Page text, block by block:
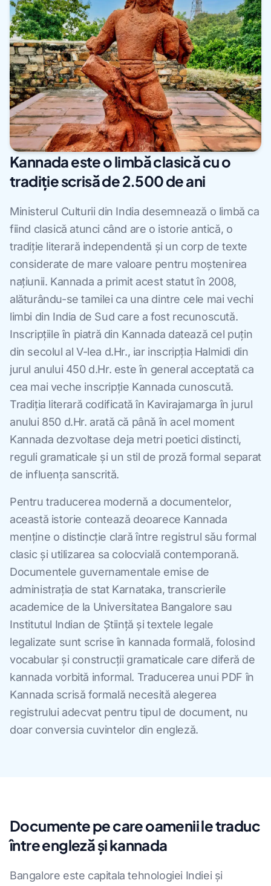
Kannada este o limbă clasică cu o
tradiție scrisă de 2.500 de ani
Ministerul Culturii din India desemnează o limbă ca
fiind clasică atunci când are o istorie antică, o
tradiție literară independentă și un corp de texte
considerate de mare valoare pentru moștenirea
națiunii. Kannada a primit acest statut în 2008,
alăturându-se tamilei ca una dintre cele mai vechi
limbi din India de Sud care a fost recunoscută.
Inscripțiile în piatră din Kannada datează cel puțin
din secolul al V-lea d.Hr., iar inscripția Halmidi din
jurul anului 450 d.Hr. este în general acceptată ca
cea mai veche inscripție Kannada cunoscută.
Tradiția literară codificată în Kavirajamarga în jurul
anului 850 d.Hr. arată că până în acel moment
Kannada dezvoltase deja metri poetici distincti,
reguli gramaticale și un stil de proză formal separat
de influența sanscrită.
Pentru traducerea modernă a documentelor,
această istorie contează deoarece Kannada
menține o distincție clară între registrul său formal
clasic și utilizarea sa colocvială contemporană.
Documentele guvernamentale emise de
administrația de stat Karnataka, transcrierile
academice de la Universitatea Bangalore sau
Institutul Indian de Știință și textele legale
legalizate sunt scrise în kannada formală, folosind
vocabular și construcții gramaticale care diferă de
kannada vorbită informal. Traducerea unui PDF în
Kannada scrisă formală necesită alegerea
registrului adecvat pentru tipul de document, nu
doar conversia cuvintelor din engleză.
Documente pe care oamenii le traduc
între engleză și kannada
Bangalore este capitala tehnologiei Indiei și